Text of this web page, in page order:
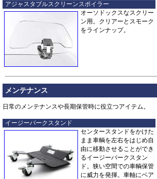
アジャスタブルスクリーンスポイラー
オーソドックスなスクリー
ン用。クリアーとスモーク
をラインナップ。
メンテナンス
日常のメンテナンスや長期保管時に役立つアイテム。
イージーパークスタンド
センタースタンドをかけた
まま車輌を左右をはじめ自
由に移動させることができ
るイージーパークスタン
ド。狭い空間での車輌保管
に威力を発揮。車軸にベア